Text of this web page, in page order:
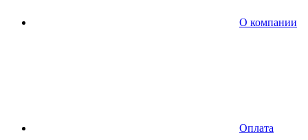
О компании
Оплата